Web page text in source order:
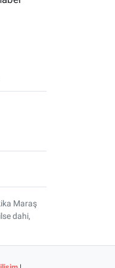
Maraş
dahi,